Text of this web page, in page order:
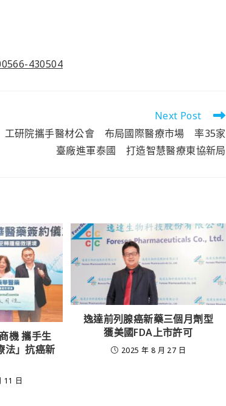
430504
Next Post
工研院攜手醫材公會 布局國際醫療市場 率35家
臺廠進軍泰國 打造智慧醫療東協新局
機 攜手生
法」抗癌新
11 日
逸達前列腺癌新藥三個月劑型
獲美國FDA上市許可
2025 年 8 月 27 日